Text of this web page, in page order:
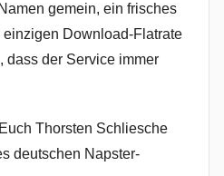
gemein, ein frisches
einzigen Download-Flatrate
dass der Service immer
Thorsten Schliesche
deutschen Napster-